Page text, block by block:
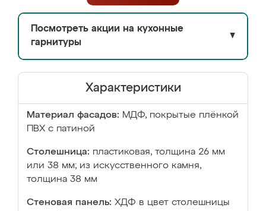
Посмотреть акции на кухонные
гарнитуры
▼
Характеристики
Материал фасадов: МДФ, покрытые плёнкой
ПВХ с патиной
Столешница: пластиковая, толщина 26 мм
или 38 мм; из искусственного камня,
толщина 38 мм
Стеновая панель: ХДФ в цвет столешницы